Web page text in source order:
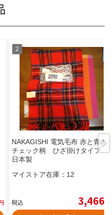
NAKAGISHI 電気毛布 赤と青の
チェック柄 ひざ掛けタイプ
日本製
マイストア在庫： 12
税込 3,466